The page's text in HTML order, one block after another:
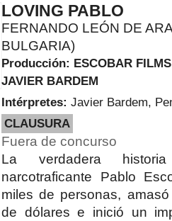
LOVING PABLO
FERNANDO LEÓN DE
BULGARIA)
Producción: ESCOBAR
JAVIER BARDEM
Intérpretes: Javier Bardem,
CLAUSURA
Fuera de concurso
La verdadera
narcotraficante Pablo
miles de personas,
de dólares e inició un